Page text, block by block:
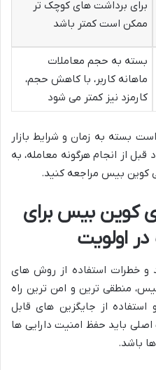
برای برداشت های کوچک تر
ممکن است کمتر باشد
بسته به حجم معاملات
ماهانه کاربر، با کاهش حجم،
کارمزد نیز کمتر می شود
بسته به زمان و شرایط بازار
از انجام هرگونه معامله، به
بیس مراجعه کنید.
کوین بیس برای
در اولویت
خطرات استفاده از روش های
منطقی ترین و امن ترین راه
استفاده از جایگزین های قابل
باید حفظ امنیت دارایی ها
باشد.